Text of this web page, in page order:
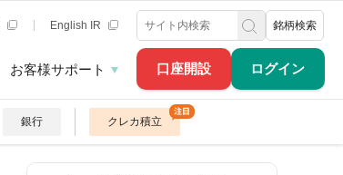
口座開設 ログイン
English IR 銘柄検索
お客様サポート
銀行 クレカ積立